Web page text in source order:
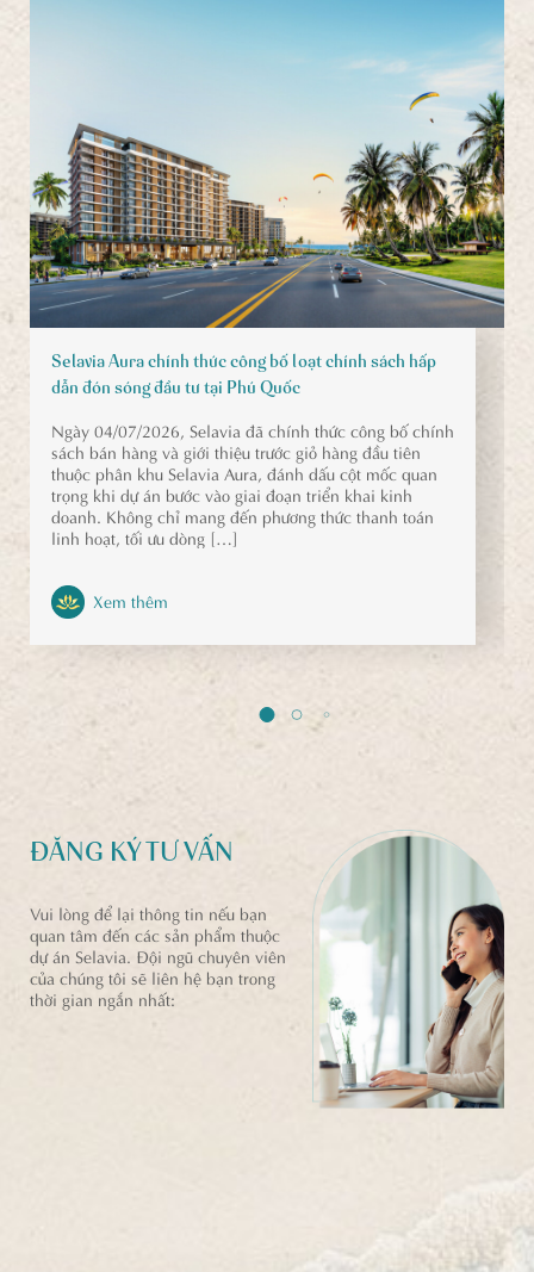
Selavia Aura chính thức công bố loạt chính sách hấp
dẫn đón sóng đầu tư tại Phú Quốc
Ngày 04/07/2026, Selavia đã chính thức công bố chính
sách bán hàng và giới thiệu trước giỏ hàng đầu tiên
thuộc phân khu Selavia Aura, đánh dấu cột mốc quan
trọng khi dự án bước vào giai đoạn triển khai kinh
doanh. Không chỉ mang đến phương thức thanh toán
linh hoạt, tối ưu dòng […]
Xem thêm
ĐĂNG KÝ TƯ VẤN
Vui lòng để lại thông tin nếu bạn
quan tâm đến các sản phẩm thuộc
dự án Selavia. Đội ngũ chuyên viên
của chúng tôi sẽ liên hệ bạn trong
thời gian ngắn nhất: